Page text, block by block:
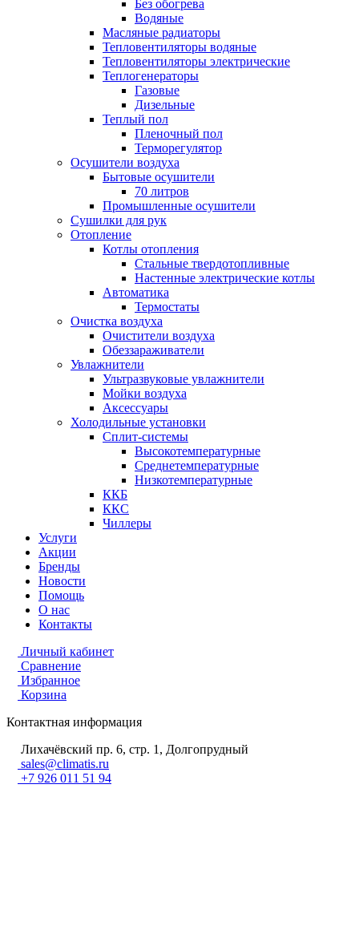
Без обогрева
Водяные
Масляные радиаторы
Тепловентиляторы водяные
Тепловентиляторы электрические
Теплогенераторы
Газовые
Дизельные
Теплый пол
Пленочный пол
Терморегулятор
Осушители воздуха
Бытовые осушители
70 литров
Промышленные осушители
Сушилки для рук
Отопление
Котлы отопления
Стальные твердотопливные
Настенные электрические котлы
Автоматика
Термостаты
Очистка воздуха
Очистители воздуха
Обеззараживатели
Увлажнители
Ультразвуковые увлажнители
Мойки воздуха
Аксессуары
Холодильные установки
Сплит-системы
Высокотемпературные
Среднетемпературные
Низкотемпературные
ККБ
ККС
Чиллеры
Услуги
Акции
Бренды
Новости
Помощь
О нас
Контакты
Личный кабинет
Сравнение
Избранное
Корзина
Контактная информация
Лихачёвский пр. 6, стр. 1, Долгопрудный
sales@climatis.ru
+7 926 011 51 94